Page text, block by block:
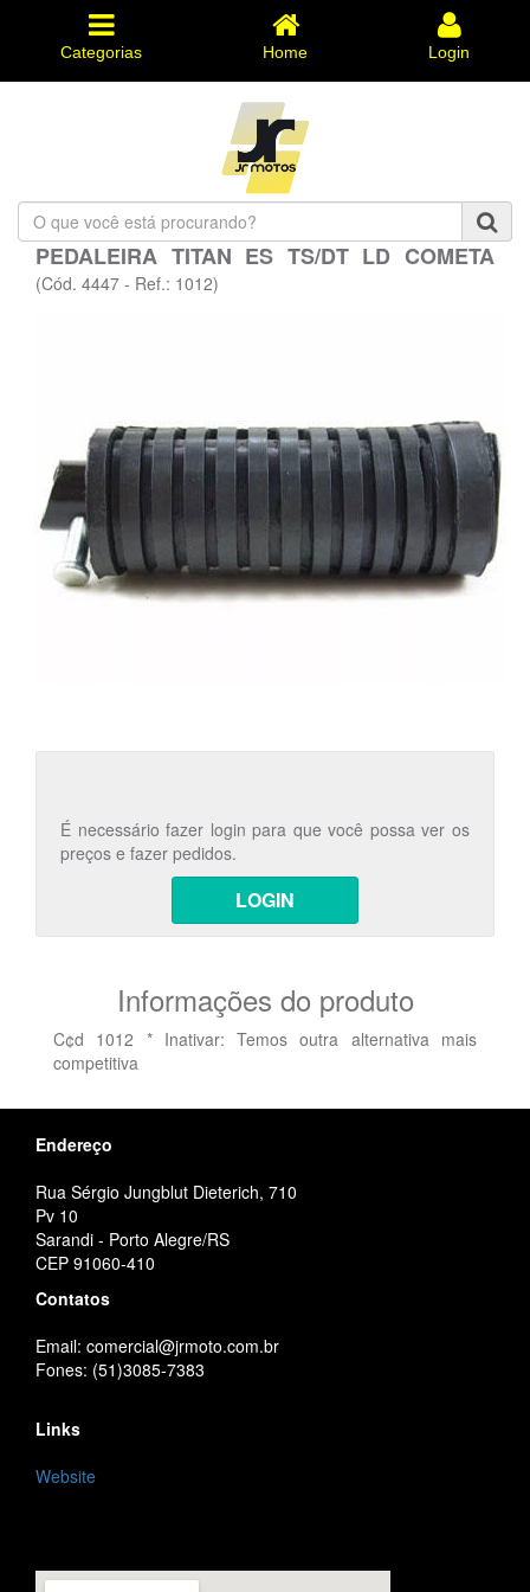
Categorias Home Login
O
que
você
está
PEDALEIRA TITAN ES TS/DT LD COMETA
(Cód. 4447 - Ref.: 1012)
É necessário fazer login para que você possa ver os
preços e fazer pedidos.
LOGIN
Informações do produto
C¢d 1012 * Inativar: Temos outra alternativa mais
competitiva
Endereço
Rua Sérgio Jungblut Dieterich, 710
Pv 10
Sarandi - Porto Alegre/RS
CEP 91060-410
Contatos
Email: comercial@jrmoto.com.br
Fones: (51)3085-7383
Links
Website